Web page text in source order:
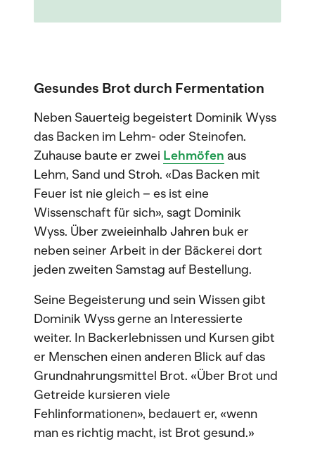
Gesundes Brot durch Fermentation
Neben Sauerteig begeistert Dominik Wyss
das Backen im Lehm- oder Steinofen.
Zuhause baute er zwei Lehmöfen aus
Lehm, Sand und Stroh. «Das Backen mit
Feuer ist nie gleich – es ist eine
Wissenschaft für sich», sagt Dominik
Wyss. Über zweieinhalb Jahren buk er
neben seiner Arbeit in der Bäckerei dort
jeden zweiten Samstag auf Bestellung.
Seine Begeisterung und sein Wissen gibt
Dominik Wyss gerne an Interessierte
weiter. In Backerlebnissen und Kursen gibt
er Menschen einen anderen Blick auf das
Grundnahrungsmittel Brot. «Über Brot und
Getreide kursieren viele
Fehlinformationen», bedauert er, «wenn
man es richtig macht, ist Brot gesund.»